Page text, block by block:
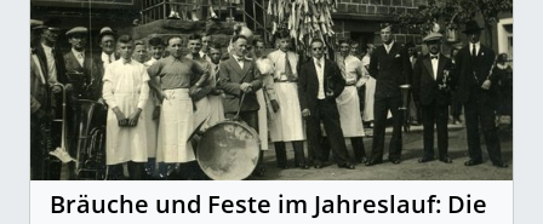
Bräuche und Feste im Jahreslauf: Die